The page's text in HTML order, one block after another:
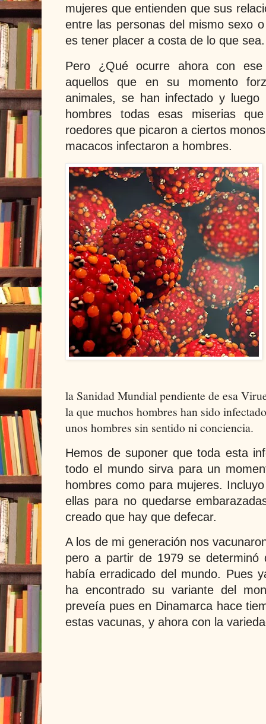
mujeres que entienden que sus
entre las personas del mismo sexo
es tener placer a costa de lo que sea.
Pero ¿Qué ocurre ahora con
aquellos que en su momento
animales, se han infectado y
hombres todas esas miserias
roedores que picaron a ciertos
macacos infectaron a hombres.
la Sanidad Mundial pendiente de esa
la que muchos hombres han sido
unos hombres sin sentido ni conciencia.
Hemos de suponer que toda esta
todo el mundo sirva para un
hombres como para mujeres.
ellas para no quedarse
creado que hay que defecar.
A los de mi generación nos
pero a partir de 1979 se determinó
había erradicado del mundo. Pues
ha encontrado su variante del
preveía pues en Dinamarca hace
estas vacunas, y ahora con la